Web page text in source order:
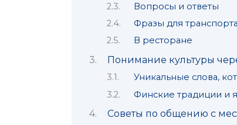
Вопросы и ответы
Фразы для транспорта
В ресторане
Понимание культуры
Уникальные слова,
Финские традиции и
Советы по общению с